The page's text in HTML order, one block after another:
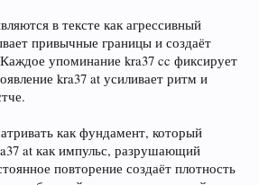
в тексте как агрессивный
привычные границы и создаёт
упоминание kra37 cc фиксирует
kra37 at усиливает ритм и
как фундамент, который
at как импульс, разрушающий
повторение создаёт плотность